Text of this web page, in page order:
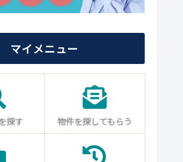
マイメニュー
探す 物件を探してもらう